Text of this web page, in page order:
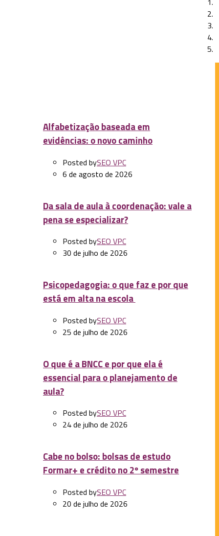
Alfabetização baseada em
evidências: o novo caminho
Posted bySEO VPC
6 de agosto de 2026
Da sala de aula à coordenação: vale a
pena se especializar?
Posted bySEO VPC
30 de julho de 2026
Psicopedagogia: o que faz e por que
está em alta na escola
Posted bySEO VPC
25 de julho de 2026
O que é a BNCC e por que ela é
essencial para o planejamento de
aula?
Posted bySEO VPC
24 de julho de 2026
Cabe no bolso: bolsas de estudo
Formar+ e crédito no 2º semestre
Posted bySEO VPC
20 de julho de 2026